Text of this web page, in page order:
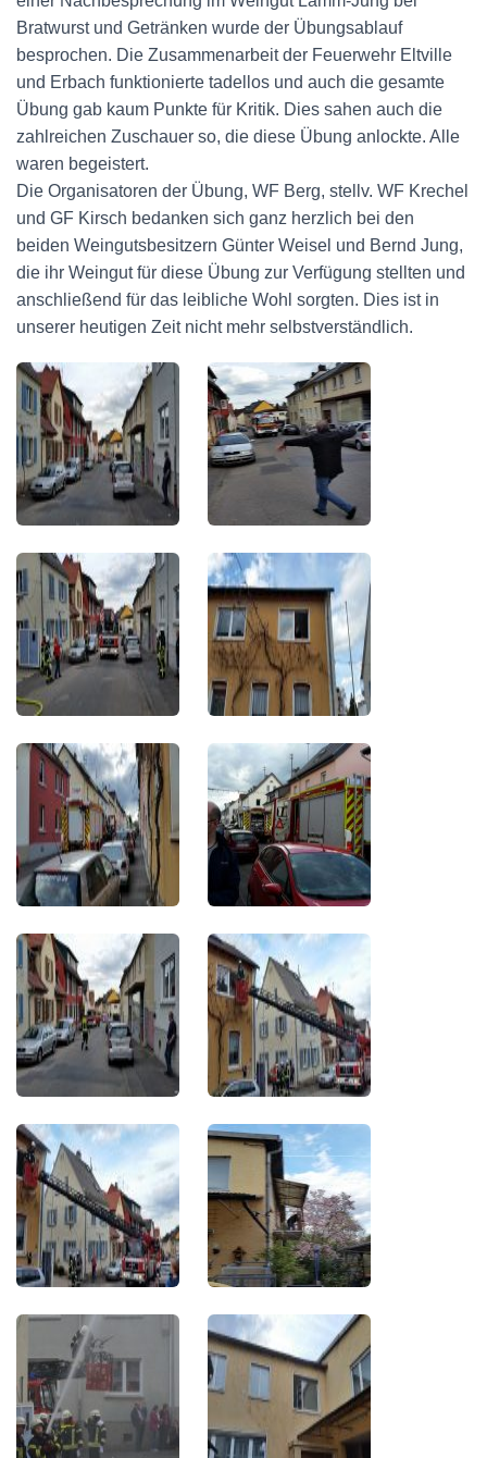
Bratwurst und Getränken wurde der Übungsablauf
besprochen. Die Zusammenarbeit der Feuerwehr Eltville
und Erbach funktionierte tadellos und auch die gesamte
Übung gab kaum Punkte für Kritik. Dies sahen auch die
zahlreichen Zuschauer so, die diese Übung anlockte. Alle
waren begeistert.
Die Organisatoren der Übung, WF Berg, stellv. WF Krechel
und GF Kirsch bedanken sich ganz herzlich bei den
beiden Weingutsbesitzern Günter Weisel und Bernd Jung,
die ihr Weingut für diese Übung zur Verfügung stellten und
anschließend für das leibliche Wohl sorgten. Dies ist in
unserer heutigen Zeit nicht mehr selbstverständlich.